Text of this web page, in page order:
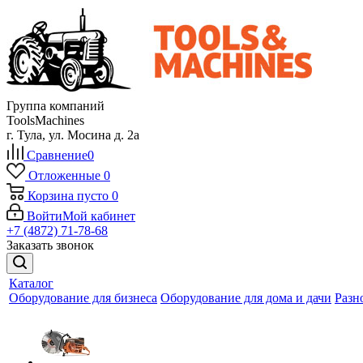
Группа компаний
ToolsMachines
г. Тула, ул. Мосина д. 2а
Сравнение0
Отложенные 0
Корзина пусто 0
ВойтиМой кабинет
+7 (4872) 71-78-68
Заказать звонок
Каталог
Оборудование для бизнеса Оборудование для дома и дачи